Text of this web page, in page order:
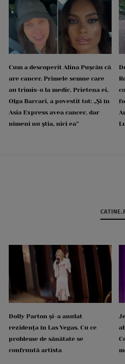
Cum a descoperit Alina Pușcău că
are cancer. Primele semne care
au trimis-o la medic. Prietena ei,
Olga Barcari, a povestit tot: „Și în
Asia Express avea cancer, dar
nimeni nu știa, nici ea”
Dolly Parton și-a anulat
rezidența în Las Vegas. Cu ce
probleme de sănătate se
confruntă artista